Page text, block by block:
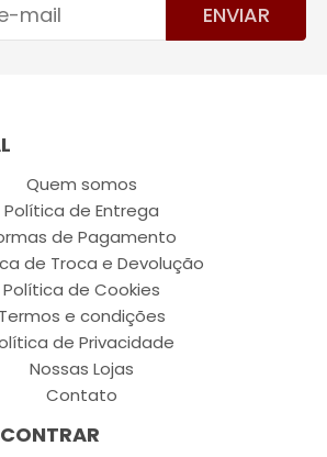
ENVIAR
Quem somos
Política de Entrega
de Pagamento
de Troca e Devolução
Política de Cookies
Termos e condições
de Privacidade
Nossas Lojas
Contato